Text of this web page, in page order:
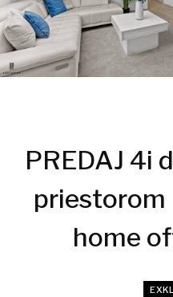
PREDAJ 4i
priestorom
home